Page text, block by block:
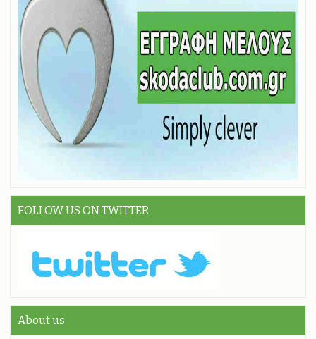
FOLLOW US ON TWITTER
About us